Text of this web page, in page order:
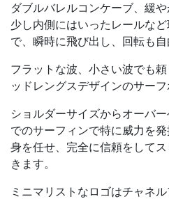
ダブルバレルコンケーブ、緩
少し内側にはいったレールな
で、瞬時に飛び出し、回転も自
フラットな波、小さい波でも
ッドレングスデザインのサーフ
ショルダーサイズからオーバ
でのサーフィンで特に威力を
身を任せ、完全に信頼をして
きます。
ミニマリストなロゴはチャネ